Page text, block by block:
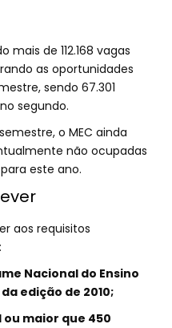
mais de 112.168 vagas
as oportunidades
sendo 67.301
segundo.
o MEC ainda
não ocupadas
este ano.
aos requisitos
Nacional do Ensino
edição de 2010;
maior que 450